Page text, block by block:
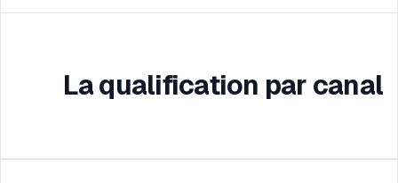
La qualification par canal